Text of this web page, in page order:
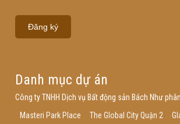
Danh mục dự án
Công ty TNHH Dịch vụ Bất động sản Bách Như
Masteri Park Place
The Global City Quận 2